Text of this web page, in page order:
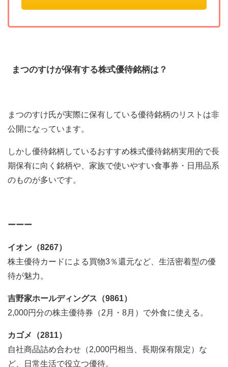
まつのすけが保有する株式優待銘柄は？
まつのすけ氏が実際に保有している優待銘柄のリストは非
公開になっています。
しかし優待銘柄しているおすすめ株式優待銘柄実用的で長
期保有に向く銘柄や、家族で使いやすい食事券・日用品系
のものが多いです。
ーーー
イオン（8267）
株主優待カードによる買物3％還元など、生活密着型の優
待が魅力。
吉野家ホールディングス（9861）
2,000円分の株主優待券（2月・8月）で外食に使える。
カゴメ（2811）
自社商品詰め合わせ（2,000円相当、長期保有限定）な
ど、日常生活で役立つ優待。